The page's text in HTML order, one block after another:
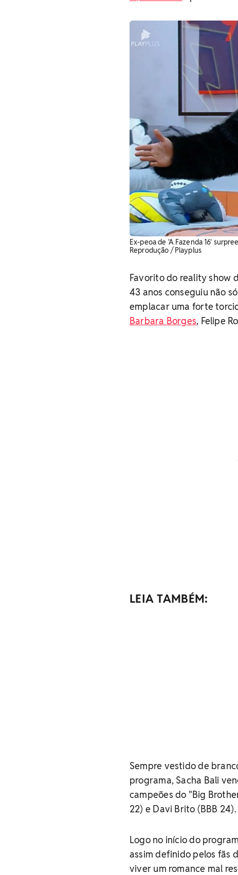
Ex-peoa de 'A Fazenda 16'
Reprodução / Playplus
Favorito do reality show
43 anos conseguiu não
emplacar uma forte
Barbara Borges, Felipe
LEIA TAMBÉM:
Sempre vestido de
programa, Sacha Bali
campeões do "Big
22) e Davi Brito (BBB 24).
Logo no início do
assim definido pelos fãs
viver um romance mal